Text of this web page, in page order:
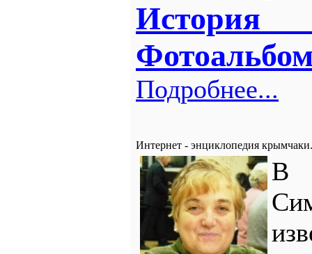
Подробнее...
Интернет - энциклопедия
В